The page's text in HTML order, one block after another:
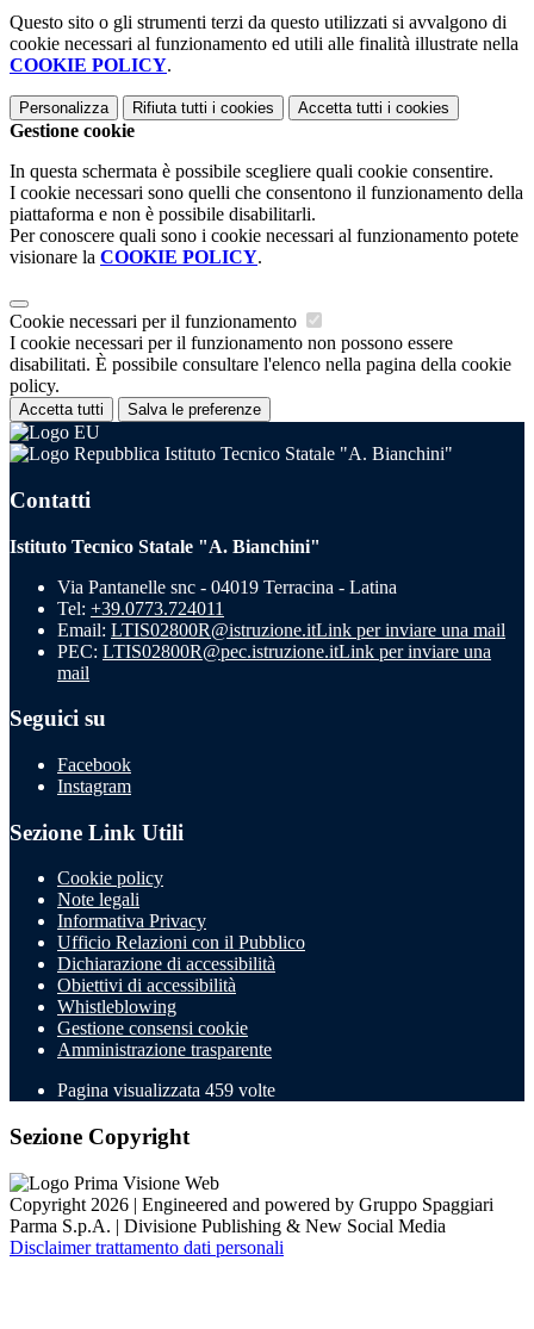
Questo sito o gli strumenti terzi da questo utilizzati si avvalgono di
cookie necessari al funzionamento ed utili alle finalità illustrate nella
COOKIE POLICY.
Personalizza Rifiuta tutti i cookies Accetta tutti i cookies
Gestione cookie
In questa schermata è possibile scegliere quali cookie consentire.
I cookie necessari sono quelli che consentono il funzionamento della
piattaforma e non è possibile disabilitarli.
Per conoscere quali sono i cookie necessari al funzionamento potete
visionare la COOKIE POLICY.
Cookie necessari per il funzionamento
I cookie necessari per il funzionamento non possono essere
disabilitati. È possibile consultare l'elenco nella pagina della cookie
policy.
Accetta tutti Salva le preferenze
Istituto Tecnico Statale "A. Bianchini"
Contatti
Istituto Tecnico Statale "A. Bianchini"
Via Pantanelle snc - 04019 Terracina - Latina
Tel: +39.0773.724011
Email: LTIS02800R@istruzione.itLink per inviare una mail
PEC: LTIS02800R@pec.istruzione.itLink per inviare una
mail
Seguici su
Facebook
Instagram
Sezione Link Utili
Cookie policy
Note legali
Informativa Privacy
Ufficio Relazioni con il Pubblico
Dichiarazione di accessibilità
Obiettivi di accessibilità
Whistleblowing
Gestione consensi cookie
Amministrazione trasparente
Pagina visualizzata 459 volte
Sezione Copyright
Copyright 2026 | Engineered and powered by Gruppo Spaggiari
Parma S.p.A. | Divisione Publishing & New Social Media
Disclaimer trattamento dati personali